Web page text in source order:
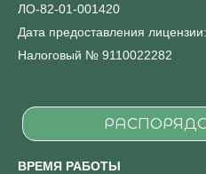
ЛО-82-01-001420
Дата предоставления
Налоговый № 9110022282
ВРЕМЯ РАБОТЫ